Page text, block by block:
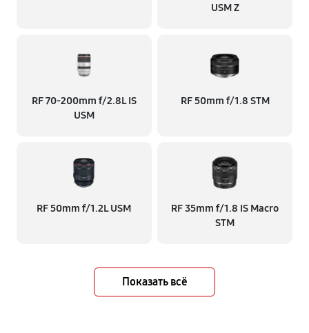
USM Z
RF 70‑200mm f/2.8L IS
USM
RF 50mm f/1.8 STM
RF 50mm f/1.2L USM
RF 35mm f/1.8 IS Macro
STM
Показать всё